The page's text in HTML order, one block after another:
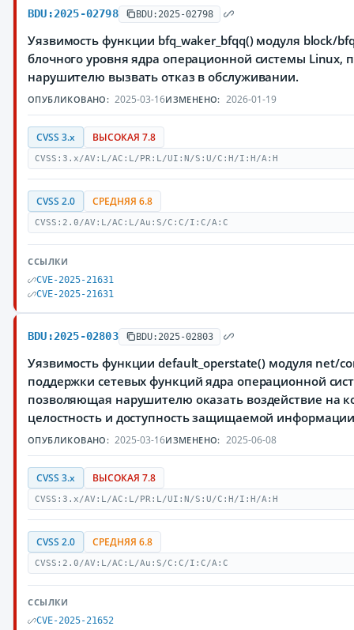
BDU:2025-02798 BDU:2025-02798
Уязвимость функции bfq_waker_bfqq() модуля block/
блочного уровня ядра операционной системы Linux,
нарушителю вызвать отказ в обслуживании.
ОПУБЛИКОВАНО: 2025-03-16ИЗМЕНЕНО: 2026-01-19
CVSS 3.x ВЫСОКАЯ 7.8
CVSS:3.x/AV:L/AC:L/PR:L/UI:N/S:U/C:H/I:H/A:H
CVSS 2.0 СРЕДНЯЯ 6.8
CVSS:2.0/AV:L/AC:L/Au:S/C:C/I:C/A:C
ССЫЛКИ
CVE-2025-21631
CVE-2025-21631
BDU:2025-02803 BDU:2025-02803
Уязвимость функции default_operstate() модуля net/
поддержки сетевых функций ядра операционной
позволяющая нарушителю оказать воздействие на
целостность и доступность защищаемой
ОПУБЛИКОВАНО: 2025-03-16ИЗМЕНЕНО: 2025-06-08
CVSS 3.x ВЫСОКАЯ 7.8
CVSS:3.x/AV:L/AC:L/PR:L/UI:N/S:U/C:H/I:H/A:H
CVSS 2.0 СРЕДНЯЯ 6.8
CVSS:2.0/AV:L/AC:L/Au:S/C:C/I:C/A:C
ССЫЛКИ
CVE-2025-21652